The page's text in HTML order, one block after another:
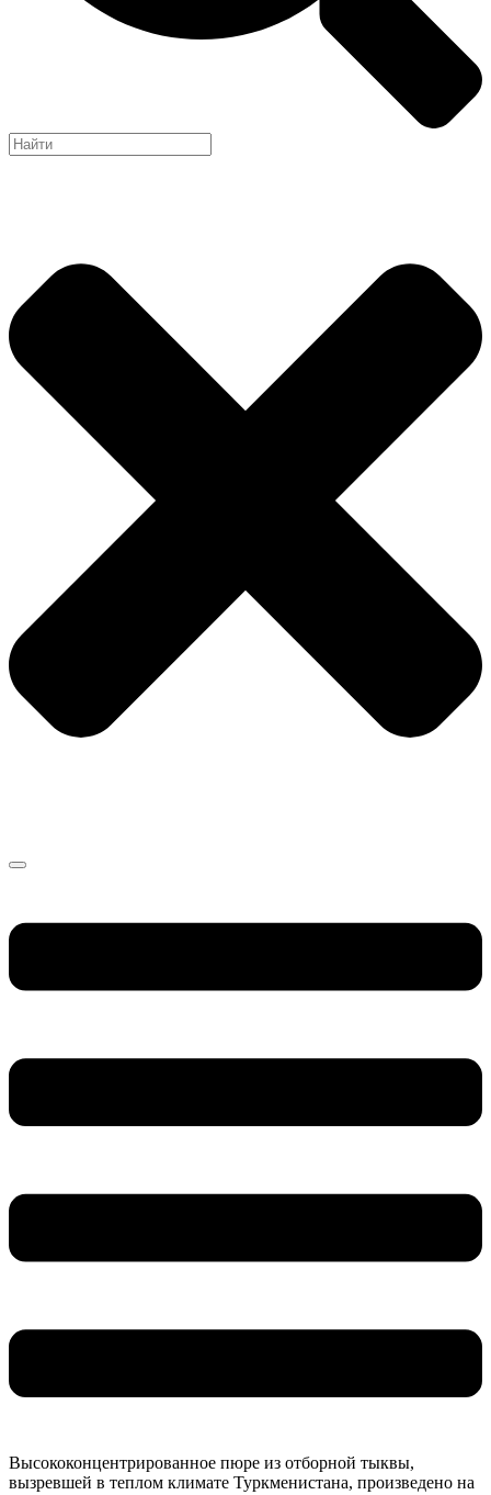
Высококонцентрированное пюре из отборной тыквы,
вызревшей в теплом климате Туркменистана, произведено на